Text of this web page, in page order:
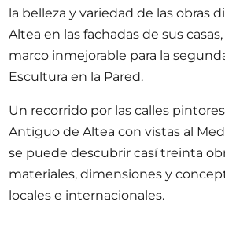
la belleza y variedad de las obras
Altea en las fachadas de sus
marco inmejorable para la
Escultura en la Pared.
Un recorrido por las calles
Antiguo de Altea con vistas al
se puede descubrir casí treinta
materiales, dimensiones y
locales e internacionales.